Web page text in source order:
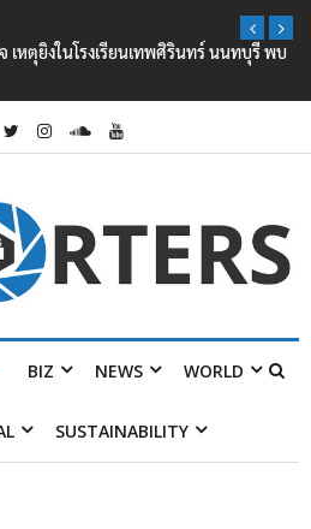
เหตุยิงในโรงเรียนเทพศิรินทร์ นนทบุรี พบ
BIZ NEWS WORLD
SUSTAINABILITY